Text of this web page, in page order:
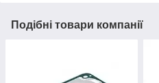
Подібні товари компанії